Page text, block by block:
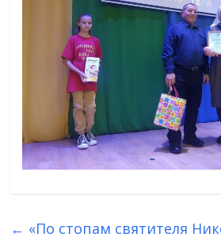
← «По стопам святителя